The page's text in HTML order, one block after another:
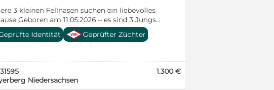
wir bieten lebenslangen Support für
Wir freuen uns auf euch!
3 kleinen Fellnasen suchen ein liebevolles
Geboren am 11.05.2026 – es sind 3 Jungs.
bereits den Kontakt zu
)Kindern, leben sehr ländlich und haben
Impfausweis ausgestattet Die Welpen
ab sofort besucht, kennengelernt und
werden. Auch Mama und Papa leben bei
Identität Geprüfter Züchter
Niedersachsen
1.300 €